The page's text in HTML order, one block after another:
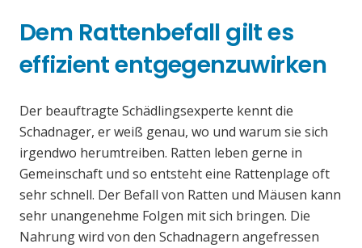
Dem Rattenbefall gilt es
effizient entgegenzuwirken
Der beauftragte Schädlingsexperte kennt die
Schadnager, er weiß genau, wo und warum sie sich
irgendwo herumtreiben. Ratten leben gerne in
Gemeinschaft und so entsteht eine Rattenplage oft
sehr schnell. Der Befall von Ratten und Mäusen kann
sehr unangenehme Folgen mit sich bringen. Die
Nahrung wird von den Schadnagern angefressen